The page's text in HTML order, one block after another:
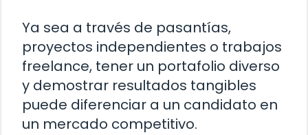
Ya sea a través de pasantías,
proyectos independientes o trabajos
freelance, tener un portafolio diverso
y demostrar resultados tangibles
puede diferenciar a un candidato en
un mercado competitivo.